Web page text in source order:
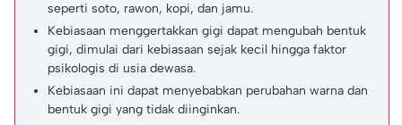
seperti soto, rawon, kopi, dan jamu.
Kebiasaan menggertakkan gigi dapat mengubah bentuk
gigi, dimulai dari kebiasaan sejak kecil hingga faktor
psikologis di usia dewasa.
Kebiasaan ini dapat menyebabkan perubahan warna dan
bentuk gigi yang tidak diinginkan.